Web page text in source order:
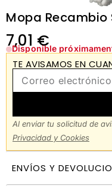
Mopa
7,01 €
Disponible
TE AVISAMOS EN
Al enviar tu solicitud de
Privacidad y Cookies
ENVÍOS Y